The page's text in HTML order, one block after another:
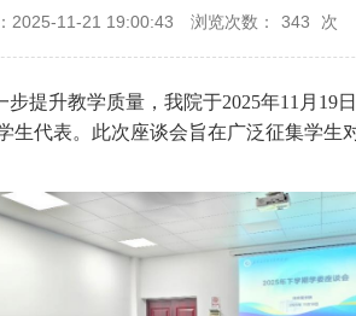
2025-11-21 19:00:43 浏览次数： 343 次
提升教学质量，我院于2025年11月19
生代表。此次座谈会旨在广泛征集学